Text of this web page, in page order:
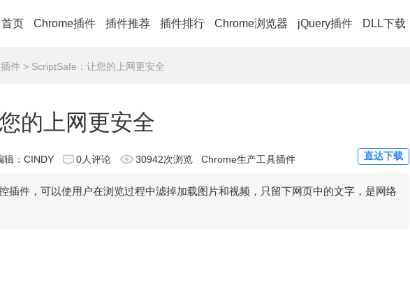
首页 Chrome插件 插件推荐 插件排行 Chrome浏览器 jQuery插件 DLL下载
件 > ScriptSafe：让您的上网更安全
的上网更安全
辑：CINDY 0人评论 30942次浏览 Chrome生产工具插件 直达下载
插件，可以使用户在浏览过程中滤掉加载图片和视频，只留下网页中的文字，是网络